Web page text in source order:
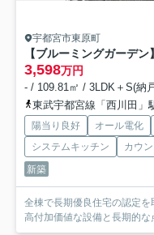
宇都宮市東原町
【ブルーミングガーデ
3,598万円
- / 109.81㎡ / 3LDK＋S(納
東武宇都宮線「西川田」
陽当り良好 オール電化
システムキッチン
カウ
新築
全棟で長期優良住宅の認定を
高付加価値な設備と長期的